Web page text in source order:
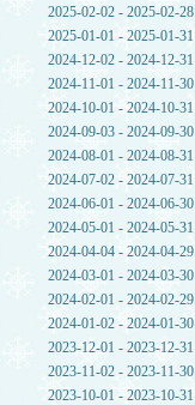
2025-02-02 - 2025-02-28
2025-01-01 - 2025-01-31
2024-12-02 - 2024-12-31
2024-11-01 - 2024-11-30
2024-10-01 - 2024-10-31
2024-09-03 - 2024-09-30
2024-08-01 - 2024-08-31
2024-07-02 - 2024-07-31
2024-06-01 - 2024-06-30
2024-05-01 - 2024-05-31
2024-04-04 - 2024-04-29
2024-03-01 - 2024-03-30
2024-02-01 - 2024-02-29
2024-01-02 - 2024-01-30
2023-12-01 - 2023-12-31
2023-11-02 - 2023-11-30
2023-10-01 - 2023-10-31